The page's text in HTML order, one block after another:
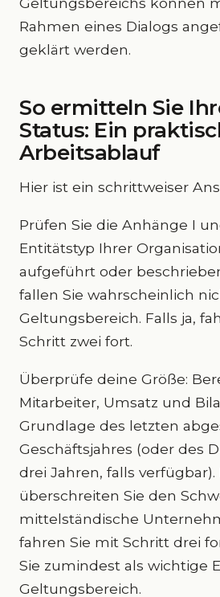
Rahmen eines Dialogs
geklärt werden.
So ermitteln Sie
Status: Ein
Arbeitsablauf
Hier ist ein schrittweiser
Prüfen Sie die Anhänge I
Entitätstyp Ihrer
aufgeführt oder
fallen Sie wahrscheinlich
Geltungsbereich. Falls ja,
Schritt zwei fort.
Überprüfe deine Größe:
Mitarbeiter, Umsatz und
Grundlage des letzten
Geschäftsjahres (oder des
drei Jahren, falls
überschreiten Sie den
mittelständische
fahren Sie mit Schritt drei
Sie zumindest als wichtige
Geltungsbereich.